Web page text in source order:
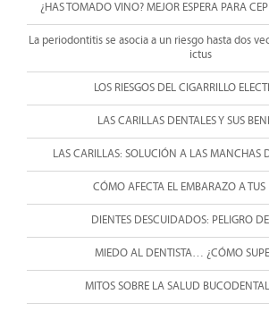
¿HAS TOMADO VINO? MEJOR ESPERA PARA
La periodontitis se asocia a un riesgo hasta dos
ictus
LOS RIESGOS DEL CIGARRILLO
LAS CARILLAS DENTALES Y SUS
LAS CARILLAS: SOLUCIÓN A LAS MANCHAS
CÓMO AFECTA EL EMBARAZO A TUS
DIENTES DESCUIDADOS: PELIGRO
MIEDO AL DENTISTA… ¿CÓMO
MITOS SOBRE LA SALUD